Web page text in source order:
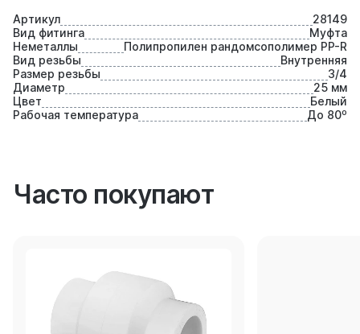
Артикул
28149
Вид фитинга
Муфта
Неметаллы
Полипропилен рандомсополимер PP-R
Вид резьбы
Внутренняя
Размер резьбы
3/4
Диаметр
25 мм
Цвет
Белый
Рабочая температура
До 80⁰
Часто покупают